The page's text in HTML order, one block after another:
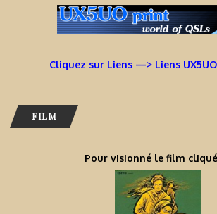
Cliquez sur Liens —> Liens
FILM
Pour visionné le film